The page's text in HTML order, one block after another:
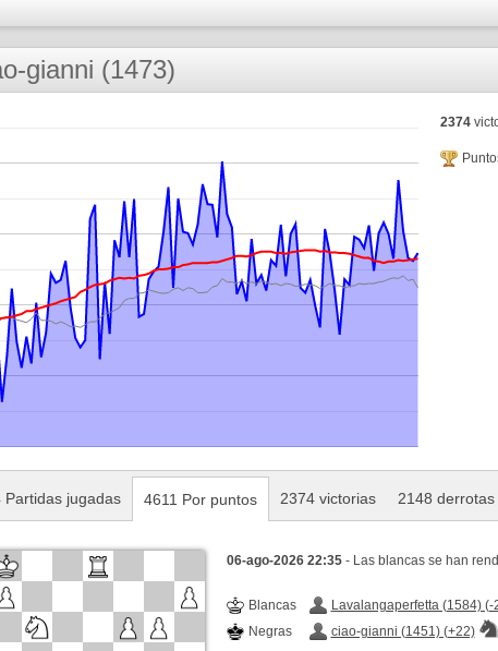
gianni (1473)
2374
Partidas jugadas 4611 Por puntos 2374 victorias 2148 derrotas
06-ago-2026 22:35 - Las blancas se han
Blancas
Lavalangaperfetta (1584) (-
Negras
ciao-gianni (1451) (+22)